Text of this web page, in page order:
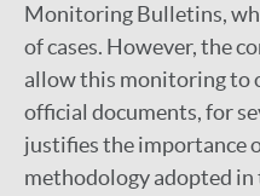
Monitoring Bulletins,
of cases. However, the
allow this monitoring to
official documents, for
justifies the importance
methodology adopted